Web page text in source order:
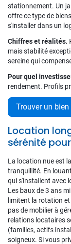
stationnement. Un
offre ce type de
s'installer dans un
Chiffres et réalités.
mais stabilité
sereine qui
Pour quel
rendement. Profils
Trouver un
Location
sérénité
La location nue est
tranquillité. En
qui s'installent avec
Les baux de 3 ans
limitent la rotation
pas de mobilier à
relations locataires
(familles, actifs
soigneux. Si vous